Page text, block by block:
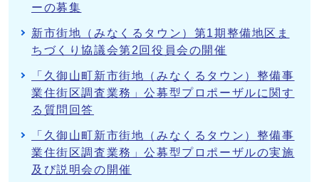
ーの募集
新市街地（みなくるタウン）第1期整備地区ま
ちづくり協議会第2回役員会の開催
「久御山町新市街地（みなくるタウン）整備事
業住街区調査業務」公募型プロポーザルに関す
る質問回答
「久御山町新市街地（みなくるタウン）整備事
業住街区調査業務」公募型プロポーザルの実施
及び説明会の開催